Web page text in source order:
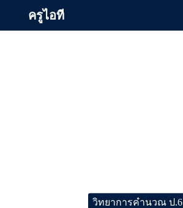
ครูไอที
วิทยาการคำนวณ ป.6